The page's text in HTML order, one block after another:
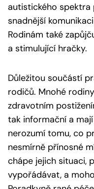
autistického
snadnější
Rodinám také
a stimulující hračky.
Důležitou součástí
rodičů. Mnohé
zdravotním
tak informační a
nerozumí tomu, co
nesmírně přínosné
chápe jejich situaci,
vypořádávat, a